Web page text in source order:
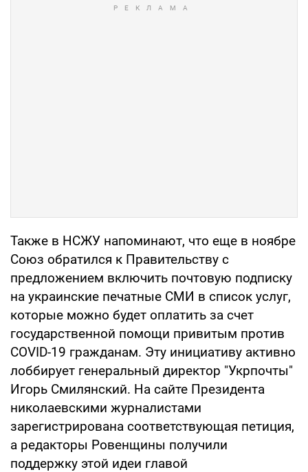
Также в НСЖУ напоминают, что еще в ноябре
Союз обратился к Правительству с
предложением включить почтовую подписку
на украинские печатные СМИ в список услуг,
которые можно будет оплатить за счет
государственной помощи привитым против
COVID-19 гражданам. Эту инициативу активно
лоббирует генеральный директор "Укрпочты"
Игорь Смилянский. На сайте Президента
николаевскими журналистами
зарегистрирована соответствующая петиция,
а редакторы Ровенщины получили
поддержку этой идеи главой